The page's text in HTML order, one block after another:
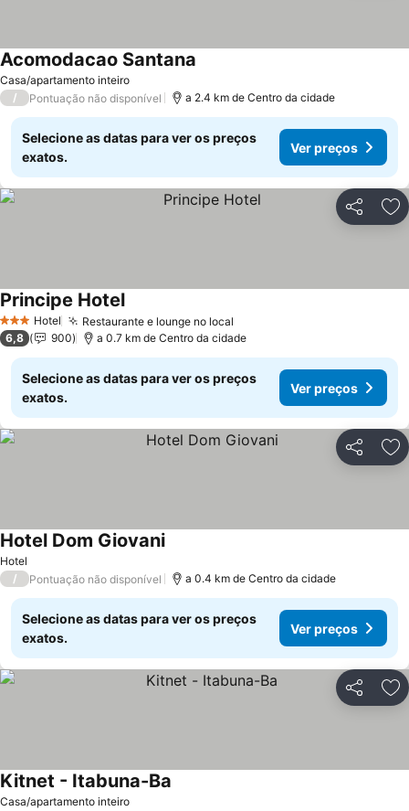
Casa/apartamento inteiro
Acomodacao Santana
/ Pontuação não disponível a 2.4 km de Centro da cidade
Selecione as datas para ver os preços
exatos.
Ver preços
Partilhar
3 EstrelasHotel Restaurante e lounge no local
Principe Hotel
6,8 900 a 0.7 km de Centro da cidade
Selecione as datas para ver os preços
exatos.
Ver preços
Partilhar
Hotel
Hotel Dom Giovani
/ Pontuação não disponível a 0.4 km de Centro da cidade
Selecione as datas para ver os preços
exatos.
Ver preços
Partilhar
Casa/apartamento inteiro
Kitnet - Itabuna-Ba